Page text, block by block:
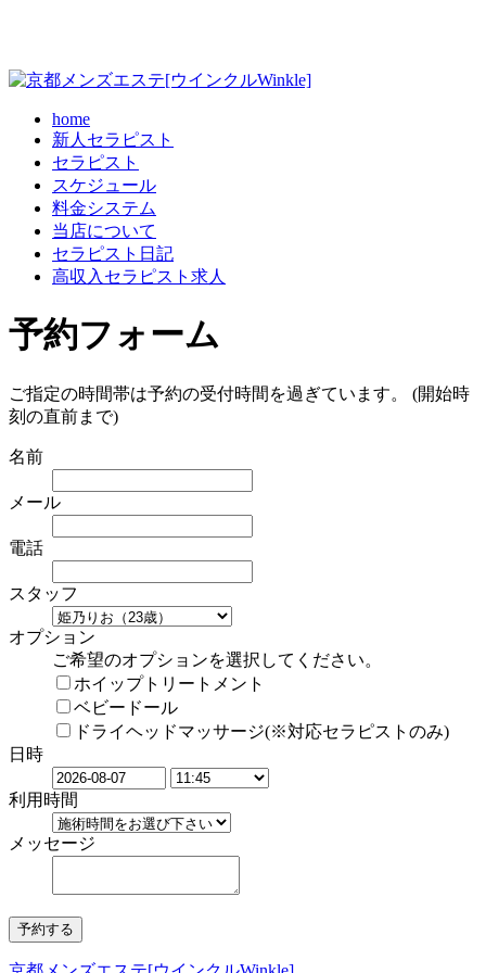
home
新人セラピスト
セラピスト
スケジュール
料金システム
当店について
セラピスト日記
高収入セラピスト求人
予約フォーム
ご指定の時間帯は予約の受付時間を過ぎています。 (開始時
刻の直前まで)
名前
メール
電話
スタッフ
オプション
ご希望のオプションを選択してください。
ホイップトリートメント
ベビードール
ドライヘッドマッサージ(※対応セラピストのみ)
日時
利用時間
メッセージ